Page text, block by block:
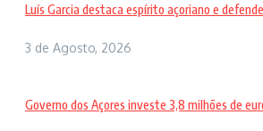
Luís Garcia destaca espírito açoriano e
3 de Agosto, 2026
Governo dos Açores investe 3,8 milhões de